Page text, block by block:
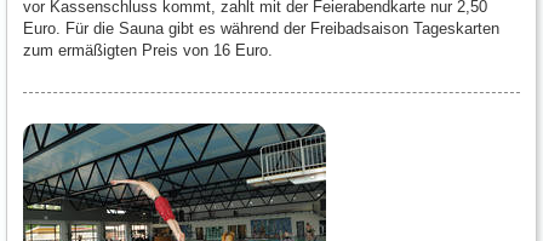
vor Kassenschluss kommt, zahlt mit der Feierabendkarte nur 2,50
Euro. Für die Sauna gibt es während der Freibadsaison Tageskarten
zum ermäßigten Preis von 16 Euro.